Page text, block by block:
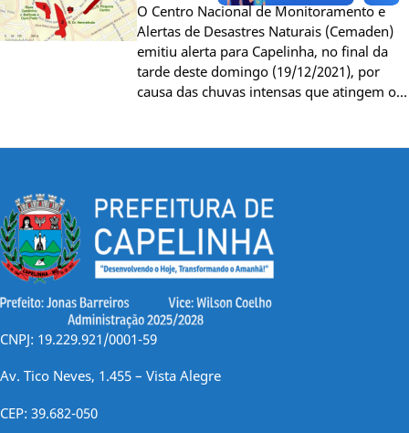
O Centro Nacional de Monitoramento e
Alertas de Desastres Naturais (Cemaden)
emitiu alerta para Capelinha, no final da
tarde deste domingo (19/12/2021), por
causa das chuvas intensas que atingem o…
CNPJ: 19.229.921/0001-59
Av. Tico Neves, 1.455 – Vista Alegre
CEP: 39.682-050